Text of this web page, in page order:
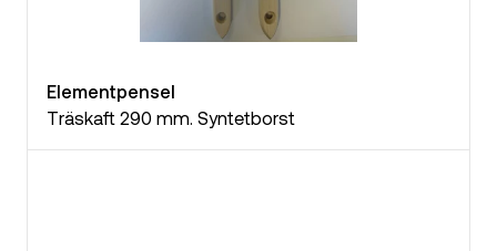
Elementpensel
Träskaft 290 mm. Syntetborst